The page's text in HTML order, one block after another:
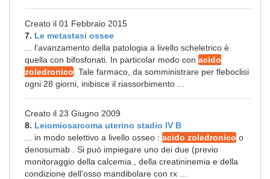
Creato il 01 Febbraio 2015
7. Le metastasi ossee
... l'avanzamento della patologia a livello scheletrico è
quella con bifosfonati. In particolar modo con acido
zoledronico . Tale farmaco, da somministrare per fleboclisi
ogni 28 giorni, inibisce il riassorbimento ...
Creato il 23 Giugno 2009
8. Leiomiosarcoma uterino stadio IV B
... in modo selettivo a livello osseo : acido zoledronico o
denosumab . Si può impiegare uno dei due (previo
monitoraggio della calcemia , della creatininemia e della
condizione dell'osso mandibolare con rx ...